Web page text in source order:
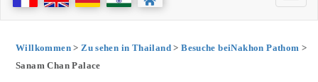
Willkommen>Zu sehen in Thailand>Besuche beiNakhon Pathom >
Sanam Chan Palace